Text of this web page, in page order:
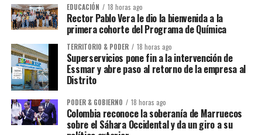
EDUCACIÓN 18 horas ago
Rector Pablo Vera le dio la bienvenida a la
primera cohorte del Programa de Química
TERRITORIO & PODER 18 horas ago
Superservicios pone fin a la intervención de
Essmar y abre paso al retorno de la empresa al
Distrito
PODER & GOBIERNO 18 horas ago
Colombia reconoce la soberanía de Marruecos
sobre el Sáhara Occidental y da un giro a su